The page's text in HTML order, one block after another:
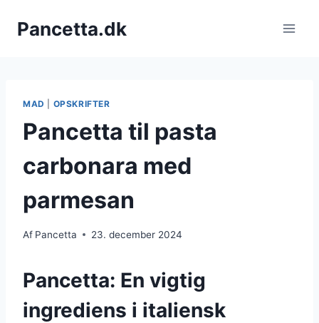
Pancetta.dk
MAD OPSKRIFTER
Pancetta til pasta
carbonara med
parmesan
Af Pancetta 23. december 2024
Pancetta: En vigtig
ingrediens i italiensk